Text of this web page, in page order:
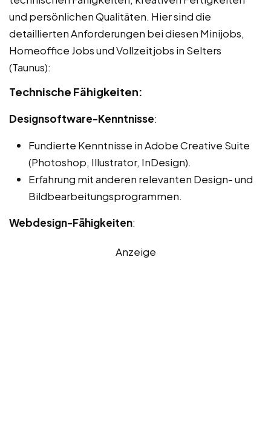
und persönlichen Qualitäten. Hier sind die
detaillierten Anforderungen bei diesen Minijobs,
Homeoffice Jobs und Vollzeitjobs in Selters
(Taunus):
Technische Fähigkeiten:
Designsoftware-Kenntnisse:
Fundierte Kenntnisse in Adobe Creative Suite
(Photoshop, Illustrator, InDesign).
Erfahrung mit anderen relevanten Design- und
Bildbearbeitungsprogrammen.
Webdesign-Fähigkeiten:
Anzeige